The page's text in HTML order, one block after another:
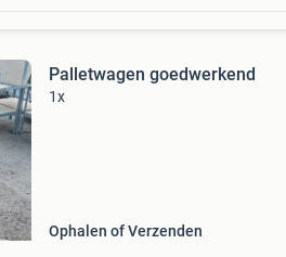
Palletwagen goedwerkend
1x
Ophalen of Verzenden